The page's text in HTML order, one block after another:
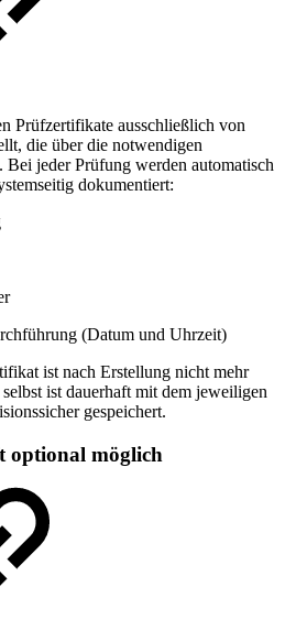
Prüfzertifikate ausschließlich von
die über die notwendigen
jeder Prüfung werden automatisch
dokumentiert:
(Datum und Uhrzeit)
ist nach Erstellung nicht mehr
ist dauerhaft mit dem jeweiligen
gespeichert.
optional möglich